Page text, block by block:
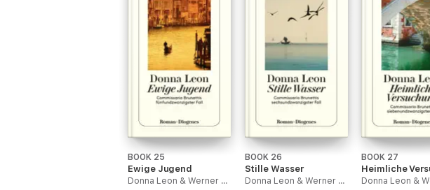
BOOK 25
Ewige Jugend
Donna Leon & Werner Schmitz
BOOK 26
Stille Wasser
Donna Leon & Werner Schmitz
BOOK 27
Heimliche